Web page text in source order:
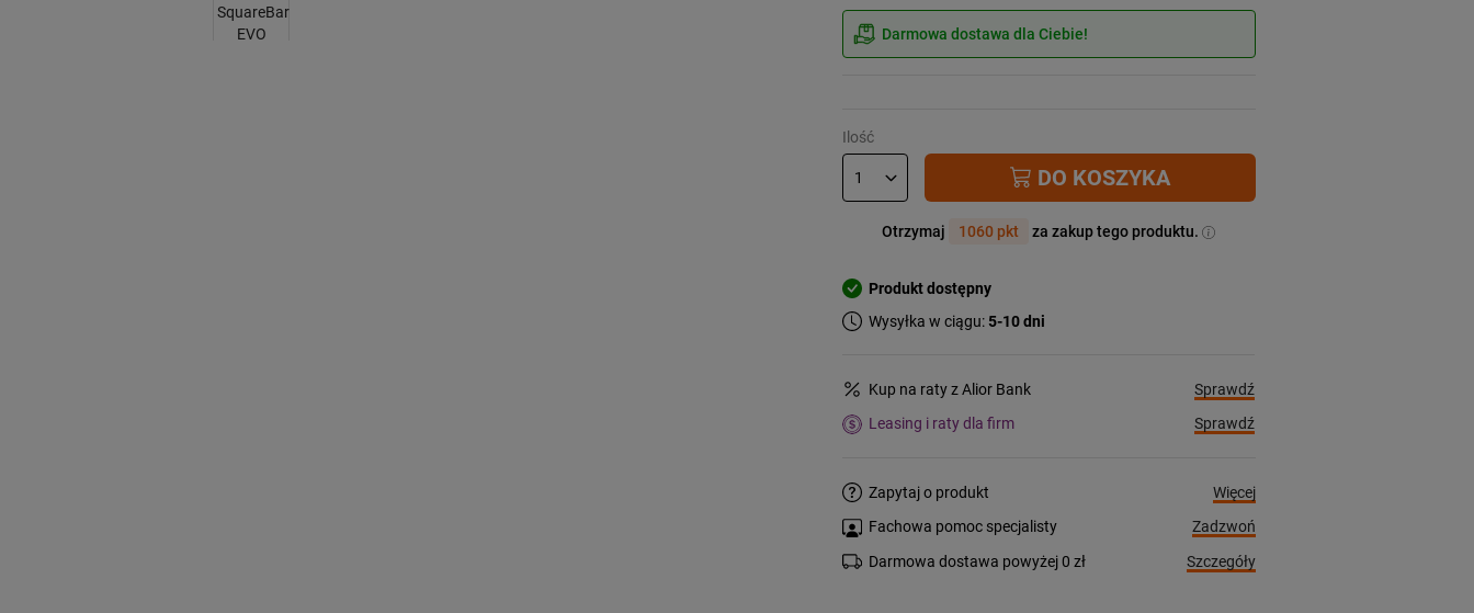
Darmowa dostawa dla Ciebie!
Ilość
DO KOSZYKA
Otrzymaj 1060 pkt za zakup tego produktu.
Produkt dostępny
Wysyłka w ciągu:5-10 dni
Kup na raty z Alior Bank
Sprawdź
Leasing i raty dla firm
Sprawdź
Zapytaj o produkt
Więcej
Fachowa pomoc specjalisty
Zadzwoń
Darmowa dostawa powyżej 0 zł
Szczegóły